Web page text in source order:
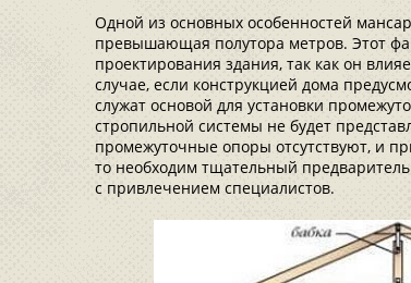
Одной из основных особенностей
превышающая полутора метров. Этот
проектирования здания, так как он
случае, если конструкцией дома
служат основой для установки
стропильной системы не будет
промежуточные опоры отсутствуют, и
то необходим тщательный
с привлечением специалистов.